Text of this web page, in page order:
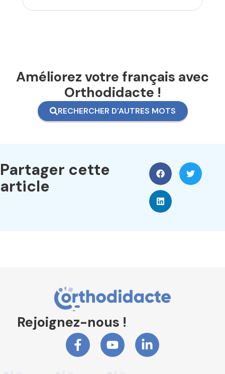
Améliorez votre français avec
Orthodidacte !
RECHERCHER D'AUTRES MOTS
Partager cette
article
Rejoignez-nous !